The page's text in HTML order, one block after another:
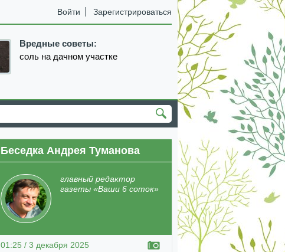
Войти Зарегистрироваться
Вредные советы:
соль на дачном участке
Беседка Андрея Туманова
главный редактор
газеты «Ваши 6 соток»
01:25 / 3 декабря 2025